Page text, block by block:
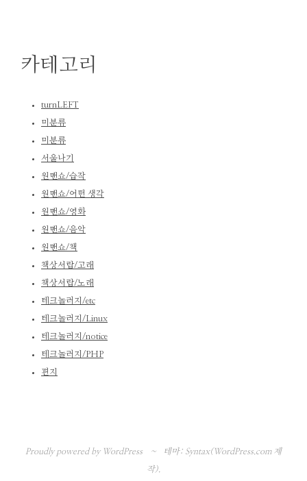
카테고리
turnLEFT
미분류
미분류
서울나기
원맨쇼/습작
원맨쇼/어떤 생각
원맨쇼/영화
원맨쇼/음악
원맨쇼/책
책상서랍/고래
책상서랍/노래
테크놀러지/etc
테크놀러지/Linux
테크놀러지/notice
테크놀러지/PHP
편지
Proudly powered by WordPress ~ 테마: Syntax(WordPress.com제
작).